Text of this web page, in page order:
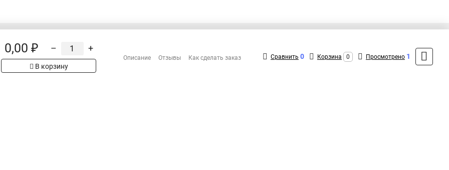
на сайте имеет
товар
Сотрудничество
+7 (495) 431-16-66
MAX: +7 (916) 031-40-57
0,00 ₽ – +
В корзину
Описание Отзывы Как сделать заказ Сравнить 0 Корзина 0 Просмотрено 1